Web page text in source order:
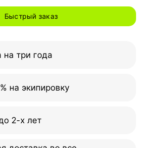
Быстрый заказ
на три года
на экипировку
2-х лет